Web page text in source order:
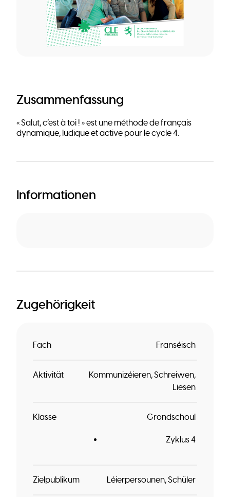
Zusammenfassung
« Salut, c’est à toi ! » est une méthode de français
dynamique, ludique et active pour le cycle 4.
Informationen
Zugehörigkeit
Fach Franséisch
Aktivität Kommunizéieren Schreiwen
Liesen
Klasse Grondschoul
Zyklus 4
Zielpublikum Léierpersounen Schüler